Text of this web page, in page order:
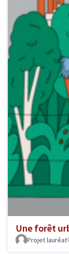
Une forêt
Projet lauréat